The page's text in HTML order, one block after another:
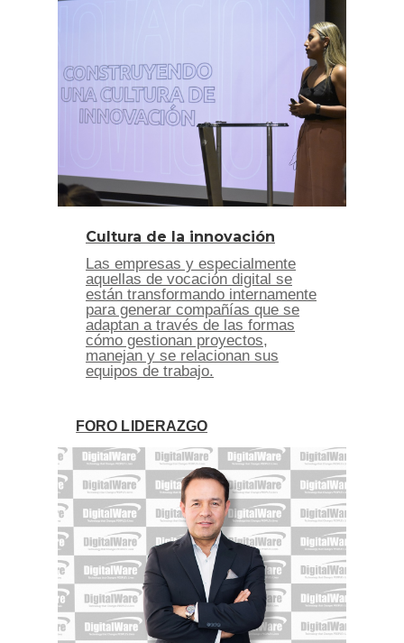
Cultura de la innovación
Las empresas y especialmente
aquellas de vocación digital se
están transformando internamente
para generar compañías que se
adaptan a través de las formas
cómo gestionan proyectos,
manejan y se relacionan sus
equipos de trabajo.
FORO LIDERAZGO